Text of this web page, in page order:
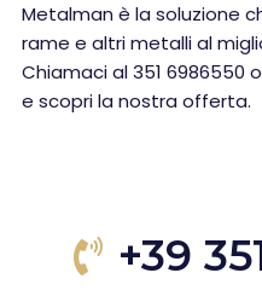
Metalman è la soluzione
rame e altri metalli al
Chiamaci al 351 6986550
e scopri la nostra offerta.
+39